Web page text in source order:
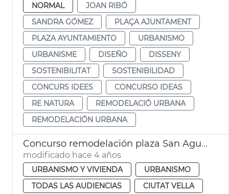
NORMAL
JOAN RIBÓ
SANDRA GÓMEZ
PLAÇA AJUNTAMENT
PLAZA AYUNTAMIENTO
URBANISMO
URBANISME
DISEÑO
DISSENY
SOSTENIBILITAT
SOSTENIBILIDAD
CONCURS IDEES
CONCURSO IDEAS
RE NATURA
REMODELACIÓ URBANA
REMODELACIÓN URBANA
Concurso remodelación plaza San Agustín
modificado hace 4 años
URBANISMO Y VIVIENDA
URBANISMO
TODAS LAS AUDIENCIAS
CIUTAT VELLA